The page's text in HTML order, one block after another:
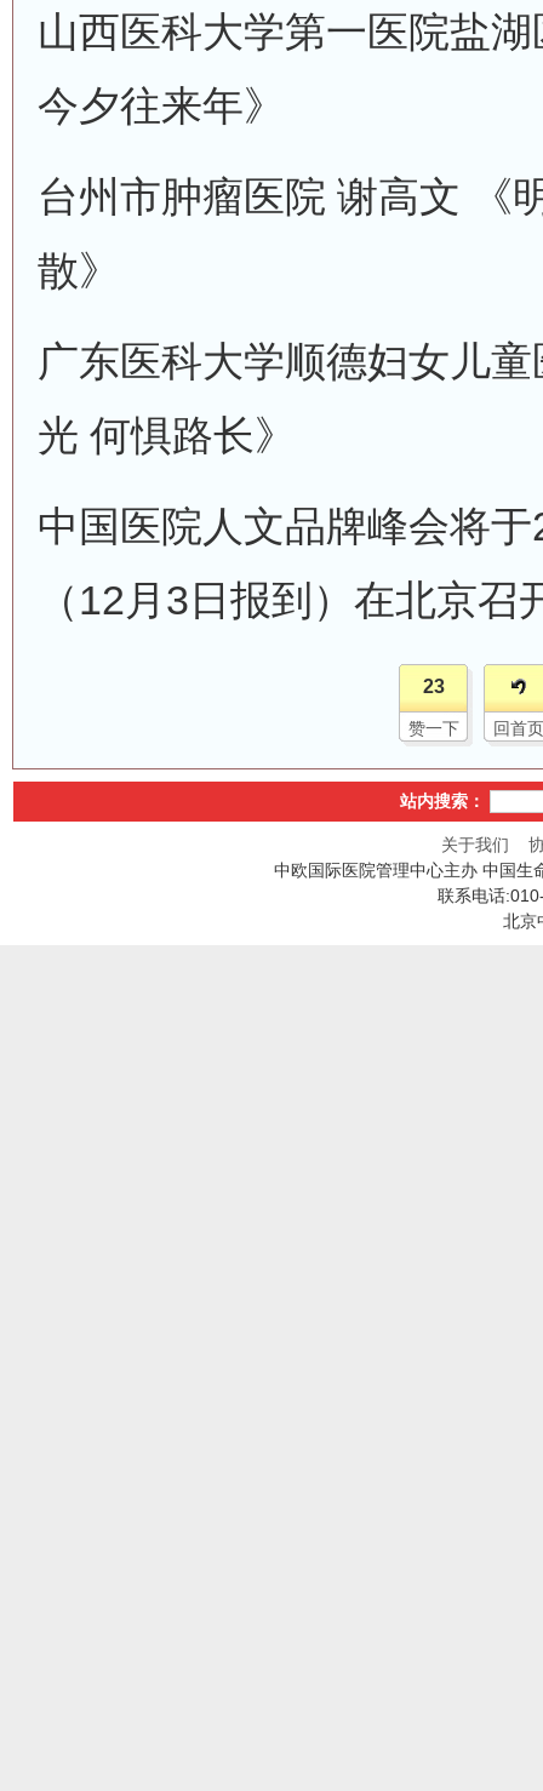
山西医科大学第一医院盐
今夕往来年》
台州市肿瘤医院 谢高文 《
散》
广东医科大学顺德妇女儿
光 何惧路长》
中国医院人文品牌峰会将
（12月3日报到）在北京召
23
赞一下 回首页
站内搜索：
关于我们
中欧国际医院管理中心主办 中国生
联系电话
北京